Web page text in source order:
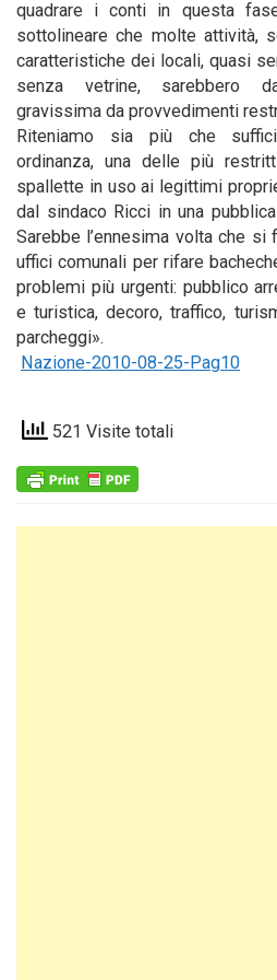
quadrare i conti in questa
sottolineare che molte attività,
caratteristiche dei locali, quasi
senza vetrine, sarebbero
gravissima da provvedimenti
Riteniamo sia più che
ordinanza, una delle più
spallette in uso ai legittimi
dal sindaco Ricci in una
Sarebbe l’ennesima volta che si
uffici comunali per rifare
problemi più urgenti: pubblico
e turistica, decoro, traffico,
parcheggi».
Nazione-2010-08-25-Pag10
521 Visite totali